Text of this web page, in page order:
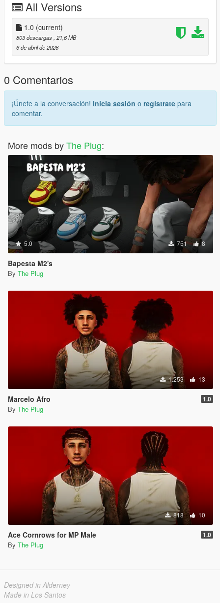
All Versions
1.0 (current)
803 descargas , 21,6 MB
6 de abril de 2026
0 Comentarios
¡Únete a la conversación! Inicia sesión o regístrate para
comentar.
More mods byThe Plug:
5.0 751 8
Bapesta M2's
By The Plug
1.253 13
Marcelo Afro 1.0
By The Plug
818 10
Ace Cornrows for MP Male 1.0
By The Plug
Designed in Alderney
Made in Los Santos